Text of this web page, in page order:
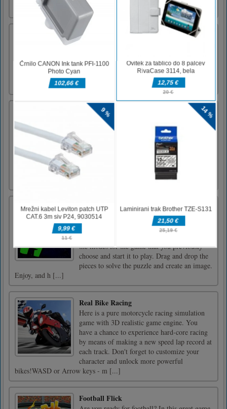
namizju ali [...]
Ostrostrelec Warzone
območju.Za igranje uporabite miško
Poslušajte glasbo sestavljanke
Poslušaj Music Jigsaw je brezplačna spletna
igra iz žanrov sestavljank in iger. Izberete
lahko eno od 12 slik in nato izberete enega od
treh načinov: enostaven s 25 kosi, srednji s 49
kosi in trdi s 100 kosov. Zabavajte se in
uživajte!Uporabite miško ali se dotaknite
Among Them Space Puzzle
Among Them Space Puzzle is a free online
game in the jigsaw puzzle genre. You have 6
images in three modes to play. Choose one of
the modes for the game that you previously
choose and start it to play. Drag and drop the
pieces to solve the puzzle and create an image.
Enjoy, and h [...]
Real Bike Racing
Here is a pure motorcycle racing simulation
game with 3D realistic game engine. You
have a chance to experience hard-core racing
by means of making a new speed lap record at
each track. Don't forget to customize your
character and unlock more powerful
bikes!WASD or Arrow keys - m [...]
Football Flick